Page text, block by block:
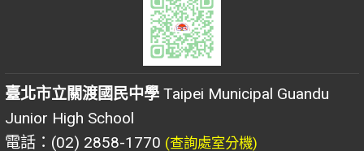
臺北市立關渡國民中學 Taipei Municipal Guandu
Junior High School
電話：(02) 2858-1770 (查詢處室分機)